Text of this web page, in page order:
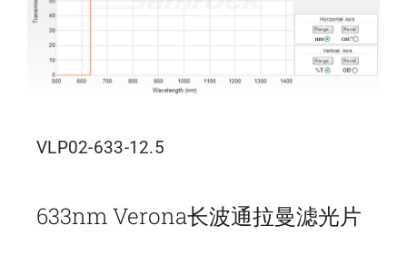
VLP02-633-12.5
633nm Verona长波通拉曼滤光片